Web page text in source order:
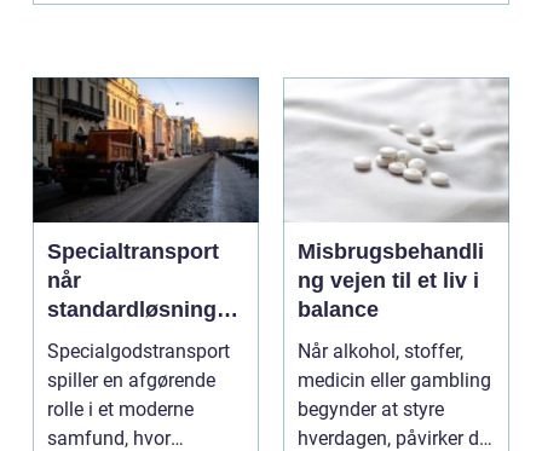
Specialtransport
når
standardløsninger
ikke rækker
Specialgodstransport
spiller en afgørende
rolle i et moderne
samfund, hvor
Misbrugsbehandli
ng vejen til et liv i
balance
Når alkohol, stoffer,
medicin eller gambling
begynder at styre
hverdagen, påvirker det